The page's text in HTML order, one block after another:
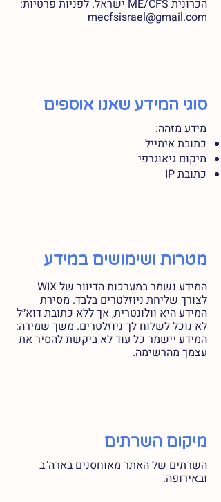
הכרונית ME/CFS ישראל. לפניות פרטיות:
mecfsisrael@gmail.com
סוגי המידע שאנו אוספים
מידע מזהה:
כתובת אימייל
מיקום גיאוגרפי
כתובת IP
מטרות ושימושים במידע
המידע נשמר במערכות הדיוור של WIX
לצורך שליחת ניוזלטרים בלבד. מסירת
המידע היא וולונטרית, אך ללא כתובת דוא״ל
לא נוכל לשלוח לך ניוזלטרים. משך שמירה:
המידע יישמר כל עוד לא ביקשת להסיר את
עצמך מהרשימה.
מיקום השרתים
השרתים של האתר מאוחסנים בארה"ב
ובאירופה.